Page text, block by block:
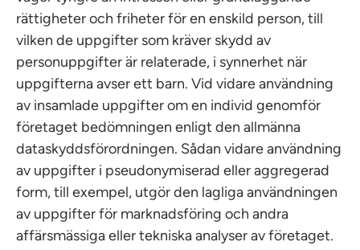
rättigheter och friheter för en enskild person, till
vilken de uppgifter som kräver skydd av
personuppgifter är relaterade, i synnerhet när
uppgifterna avser ett barn. Vid vidare användning
av insamlade uppgifter om en individ genomför
företaget bedömningen enligt den allmänna
dataskyddsförordningen. Sådan vidare användning
av uppgifter i pseudonymiserad eller aggregerad
form, till exempel, utgör den lagliga användningen
av uppgifter för marknadsföring och andra
affärsmässiga eller tekniska analyser av företaget.